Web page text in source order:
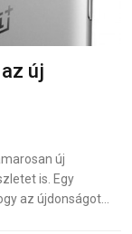
új
új
is. Egy
az újdonságot…